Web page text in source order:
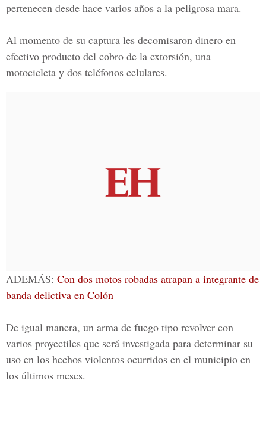
pertenecen desde hace varios años a la peligrosa mara.
Al momento de su captura les decomisaron dinero en
efectivo producto del cobro de la extorsión, una
motocicleta y dos teléfonos celulares.
ADEMÁS: Con dos motos robadas atrapan a integrante de
banda delictiva en Colón
De igual manera, un arma de fuego tipo revolver con
varios proyectiles que será investigada para determinar su
uso en los hechos violentos ocurridos en el municipio en
los últimos meses.